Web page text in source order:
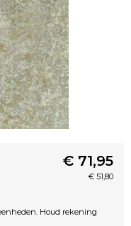
€ 71,95
€ 51,80
Houd rekening